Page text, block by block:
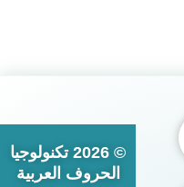
© 2026 تكنولوجيا
الحروف العربية